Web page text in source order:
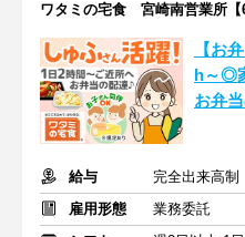
ワタミの宅食 宮崎南営業所【
【お
h～◎
お弁
給与
完全出来高制
雇用形態
業務委託